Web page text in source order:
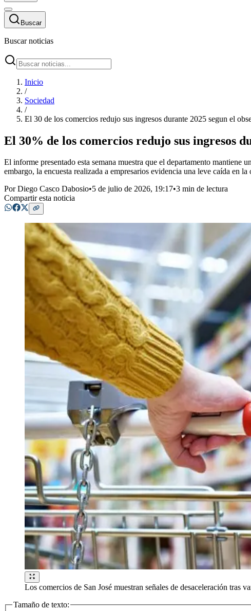
Buscar
Buscar noticias
Inicio
/
Sociedad
/
El 30 de los comercios redujo sus ingresos durante 2025 segun el
El 30% de los comercios redujo sus ingresos
El informe presentado esta semana muestra que el departamento
embargo, la encuesta realizada a empresarios evidencia una leve caída en
PorDiego Casco Dabosio•5 de julio de 2026, 19:17•3 min de lectura
Compartir esta noticia
Los comercios de San José muestran señales de desaceleración tras
Tamaño de texto: